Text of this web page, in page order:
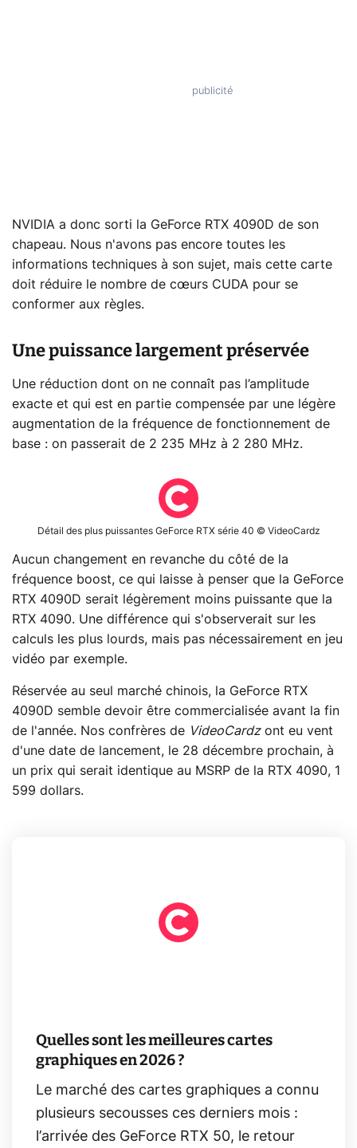
NVIDIA a donc sorti la GeForce RTX 4090D de son
chapeau. Nous n'avons pas encore toutes les
informations techniques à son sujet, mais cette carte
doit réduire le nombre de cœurs CUDA pour se
conformer aux règles.
Une puissance largement préservée
Une réduction dont on ne connaît pas l’amplitude
exacte et qui est en partie compensée par une légère
augmentation de la fréquence de fonctionnement de
base : on passerait de 2 235 MHz à 2 280 MHz.
Détail des plus puissantes GeForce RTX série 40 © VideoCardz
Aucun changement en revanche du côté de la
fréquence boost, ce qui laisse à penser que la GeForce
RTX 4090D serait légèrement moins puissante que la
RTX 4090. Une différence qui s'observerait sur les
calculs les plus lourds, mais pas nécessairement en jeu
vidéo par exemple.
Réservée au seul marché chinois, la GeForce RTX
4090D semble devoir être commercialisée avant la fin
de l'année. Nos confrères de VideoCardzont eu vent
d'une date de lancement, le 28 décembre prochain, à
un prix qui serait identique au MSRP de la RTX 4090, 1
599 dollars.
Quelles sont les meilleures cartes
graphiques en 2026 ?
Le marché des cartes graphiques a connu
plusieurs secousses ces derniers mois :
l’arrivée des GeForce RTX 50, le retour